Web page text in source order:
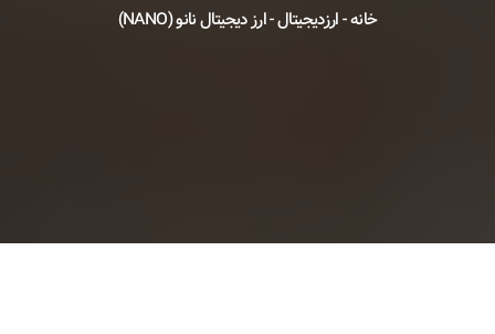
خانه-ارزدیجیتال-ارز دیجیتال نانو (NANO)